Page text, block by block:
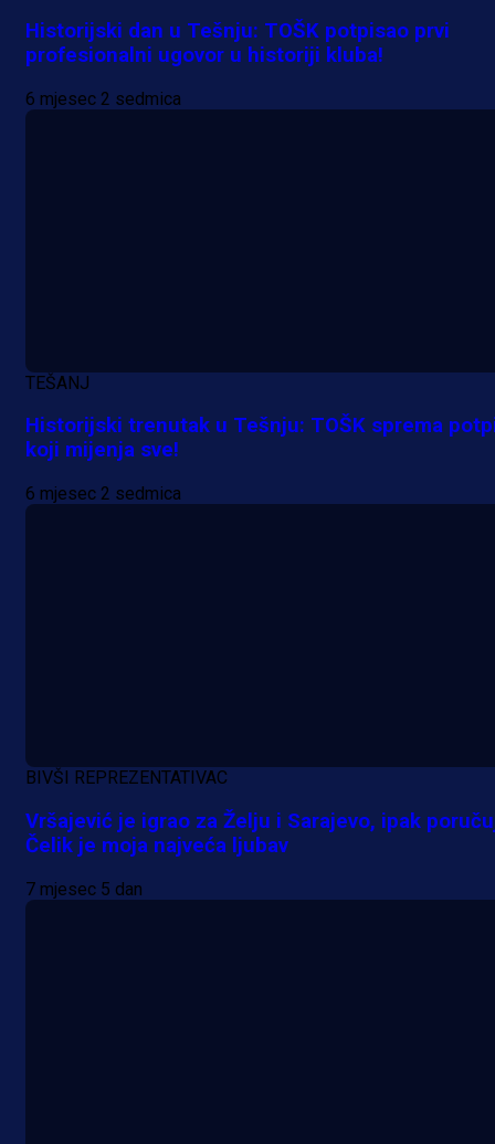
A Selekcija
Historijski dan u Tešnju: TOŠK potpisao prvi
profesionalni ugovor u historiji kluba!
6 mjesec 2 sedmica
TEŠANJ
Historijski trenutak u Tešnju: TOŠK sprema
koji mijenja sve!
6 mjesec 2 sedmica
BIVŠI REPREZENTATIVAC
Vršajević je igrao za Želju i Sarajevo, ipak
Čelik je moja najveća ljubav
7 mjesec 5 dan